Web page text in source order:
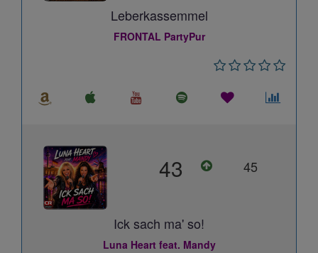
Leberkassemmel
FRONTAL PartyPur
43 45
Ick sach ma' so!
Luna Heart feat. Mandy